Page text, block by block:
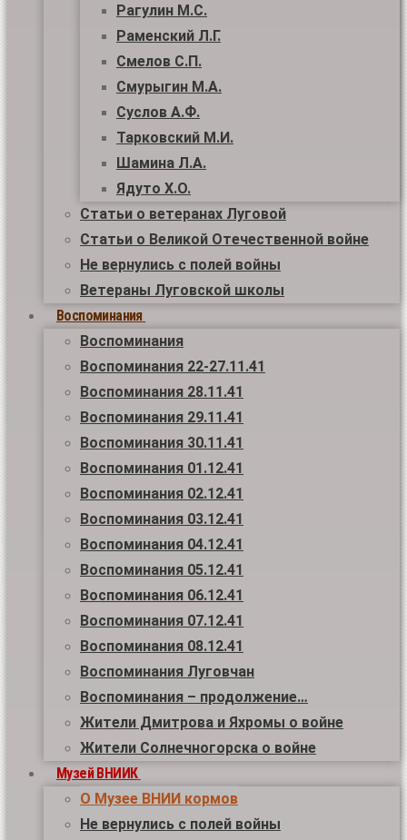
Рагулин М.С.
Раменский Л.Г.
Смелов С.П.
Смурыгин М.А.
Суслов А.Ф.
Тарковский М.И.
Шамина Л.А.
Ядуто Х.О.
Статьи о ветеранах Луговой
Статьи о Великой Отечественной войне
Не вернулись с полей войны
Ветераны Луговской школы
Воспоминания
Воспоминания
Воспоминания 22-27.11.41
Воспоминания 28.11.41
Воспоминания 29.11.41
Воспоминания 30.11.41
Воспоминания 01.12.41
Воспоминания 02.12.41
Воспоминания 03.12.41
Воспоминания 04.12.41
Воспоминания 05.12.41
Воспоминания 06.12.41
Воспоминания 07.12.41
Воспоминания 08.12.41
Воспоминания Луговчан
Воспоминания – продолжение…
Жители Дмитрова и Яхромы о войне
Жители Солнечногорска о войне
Музей ВНИИК
О Музее ВНИИ кормов
Не вернулись с полей войны